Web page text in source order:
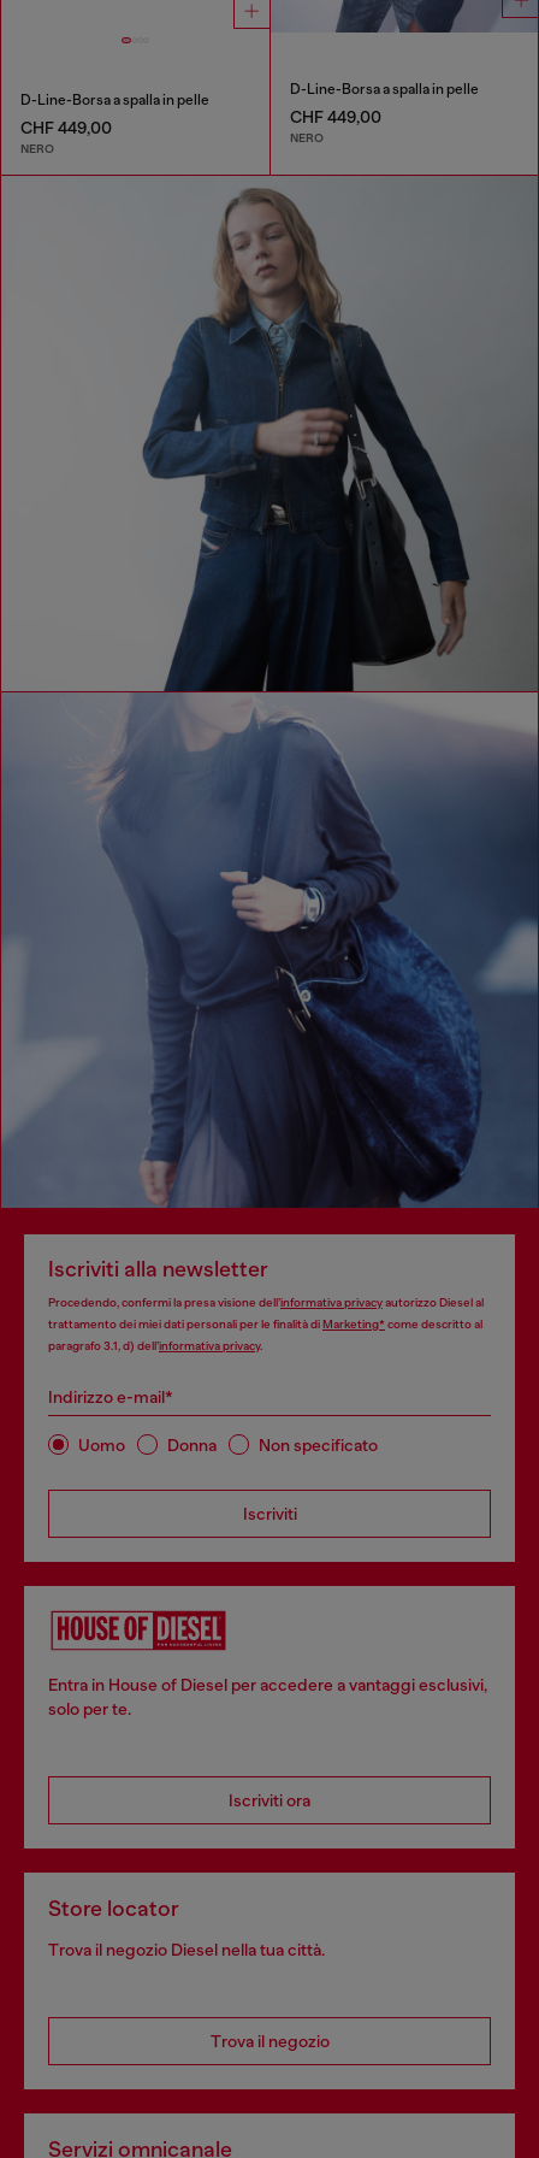
D-Line-Borsa a spalla in pelle
CHF 449,00
NERO
D-Line-Borsa a spalla in pelle
CHF 449,00
NERO
Iscriviti alla newsletter
Procedendo, confermi la presa visione dell’informativa privacyautorizzo Diesel al
trattamento dei miei dati personali per le finalità di Marketing*come descritto al
paragrafo 3.1, d) dell’informativa privacy.
Indirizzo e-mail*
Uomo Donna Non specificato
Iscriviti
Entra in House of Diesel per accedere a vantaggi esclusivi,
solo per te.
Iscriviti ora
Store locator
Trova il negozio Diesel nella tua città.
Trova il negozio
Servizi omnicanale